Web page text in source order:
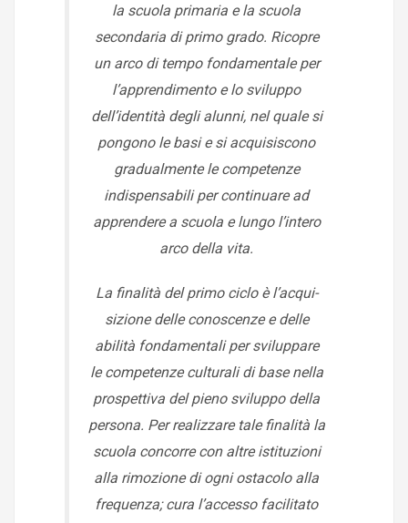
la scuola primaria e la scuola
secondaria di primo grado. Ricopre
un arco di tempo fondamentale per
l’apprendimento e lo sviluppo
dell’identità degli alunni, nel quale si
pongono le basi e si acquisiscono
gradualmente le competenze
indispensabili per continuare ad
apprendere a scuola e lungo l’intero
arco della vita.
La finalità del primo ciclo è l’acqui­
sizione delle conoscenze e delle
abilità fondamentali per sviluppare
le competenze culturali di base nella
prospettiva del pieno sviluppo della
persona. Per realizzare tale finalità la
scuola concorre con altre istituzioni
alla rimozione di ogni ostacolo alla
frequenza; cura l’accesso facilitato